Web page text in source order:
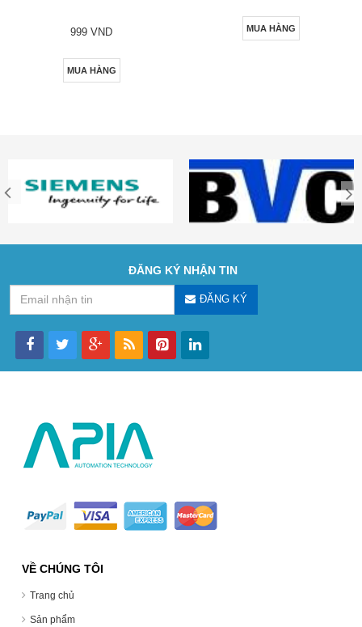
999 VND
MUA HÀNG
MUA HÀNG
ĐĂNG KÝ NHẬN TIN
ĐĂNG KÝ
VỀ CHÚNG TÔI
Trang chủ
Sản phẩm